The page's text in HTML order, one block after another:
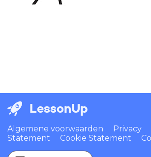
LessonUp
Algemene voorwaarden
Privacy
Statement
Cookie Statement